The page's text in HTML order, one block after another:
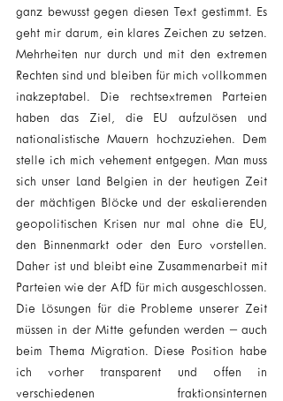
ganz bewusst gegen diesen Text gestimmt. Es
geht mir darum, ein klares Zeichen zu setzen.
Mehrheiten nur durch und mit den extremen
Rechten sind und bleiben für mich vollkommen
inakzeptabel. Die rechtsextremen Parteien
haben das Ziel, die EU aufzulösen und
nationalistische Mauern hochzuziehen. Dem
stelle ich mich vehement entgegen. Man muss
sich unser Land Belgien in der heutigen Zeit
der mächtigen Blöcke und der eskalierenden
geopolitischen Krisen nur mal ohne die EU,
den Binnenmarkt oder den Euro vorstellen.
Daher ist und bleibt eine Zusammenarbeit mit
Parteien wie der AfD für mich ausgeschlossen.
Die Lösungen für die Probleme unserer Zeit
müssen in der Mitte gefunden werden – auch
beim Thema Migration. Diese Position habe
ich vorher transparent und offen in
verschiedenen fraktionsinternen